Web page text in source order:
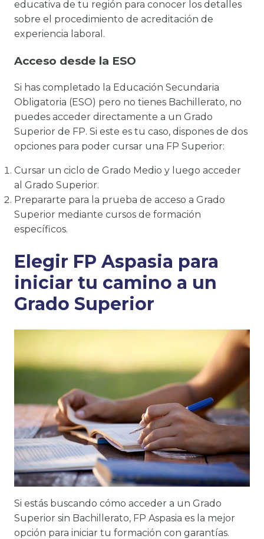
educativa de tu región para conocer los detalles
sobre el procedimiento de acreditación de
experiencia laboral.
Acceso desde la ESO
Si has completado la Educación Secundaria
Obligatoria (ESO) pero no tienes Bachillerato, no
puedes acceder directamente a un Grado
Superior de FP. Si este es tu caso, dispones de dos
opciones para poder cursar una FP Superior:
Cursar un ciclo de Grado Medio y luego acceder
al Grado Superior.
Prepararte para la prueba de acceso a Grado
Superior mediante cursos de formación
específicos.
Elegir FP Aspasia para
iniciar tu camino a un
Grado Superior
Si estás buscando cómo acceder a un Grado
Superior sin Bachillerato, FP Aspasia es la mejor
opción para iniciar tu formación con garantías.